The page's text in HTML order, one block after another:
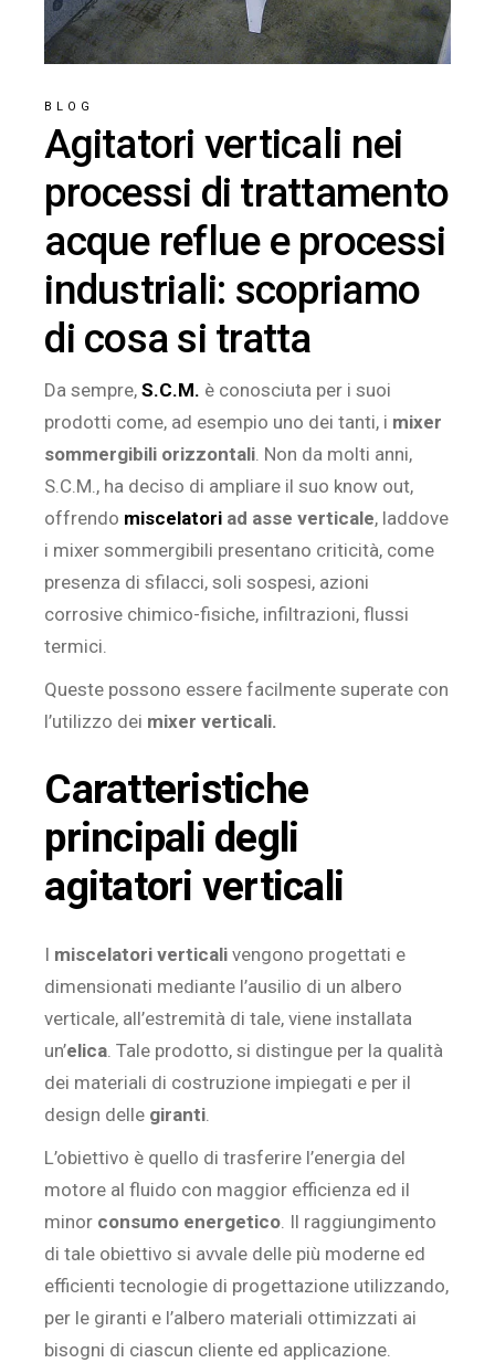
BLOG
Agitatori verticali nei
processi di trattamento
acque reflue e processi
industriali: scopriamo
di cosa si tratta
Da sempre,S.C.M. è conosciuta per i suoi
prodotti come, ad esempio uno dei tanti, i mixer
sommergibili orizzontali. Non da molti anni,
S.C.M., ha deciso di ampliare il suo know out,
offrendo miscelatori ad asse verticale, laddove
i mixer sommergibili presentano criticità, come
presenza di sfilacci, soli sospesi, azioni
corrosive chimico-fisiche, infiltrazioni, flussi
termici.
Queste possono essere facilmente superate con
l’utilizzo dei mixer verticali.
Caratteristiche
principali degli
agitatori verticali
I miscelatori verticali vengono progettati e
dimensionati mediante l’ausilio di un albero
verticale, all’estremità di tale, viene installata
un’elica. Tale prodotto, si distingue per la qualità
dei materiali di costruzione impiegati e per il
design delle giranti.
L’obiettivo è quello di trasferire l’energia del
motore al fluido con maggior efficienza ed il
minor consumo energetico. Il raggiungimento
di tale obiettivo si avvale delle più moderne ed
efficienti tecnologie di progettazione utilizzando,
per le giranti e l’albero materiali ottimizzati ai
bisogni di ciascun cliente ed applicazione.